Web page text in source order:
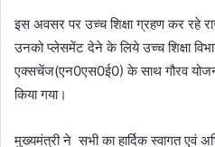
इस अवसर पर उच्च शिक्षा ग्रहण कर रहे
उनको प्लेसमेंट देने के लिये उच्च शिक्षा
एक्सचेंज(एन0एस0ई0) के साथ गौरव
किया गया।
मुख्यमंत्री ने सभी का हार्दिक स्वागत एवं